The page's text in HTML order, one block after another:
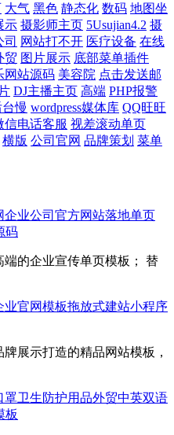
大气 黑色 静态化 数码 地图坐
示 摄影师主页 5Usujian4.2 摄
司 网站打不开 医疗设备 在线
贸 图片展示 底部菜单插件
网站源码 美容院 点击发送邮
DJ主播主页 高端 PHP报警
台慢 wordpress媒体库 QQ旺旺
信电话客服 视差滚动单页
横版 公司官网 品牌策划 菜单
企业公司官方网站落地单页
码
的企业宣传单页模板； 替
业官网模板拖放式建站小程序
展示打造的精品网站模板，
罩卫生防护用品外贸中英双语
板